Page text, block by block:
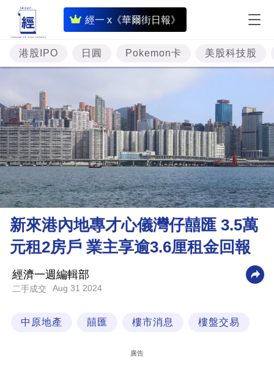
經一 x《華爾街日報》
即
時
財
經
題
投
資
樓
市
理
財
商
業
科
港股IPO 日圓 Pokemon卡 美股科技股
新來港內地專才心儀灣仔囍匯 3.5萬
元租2房戶 業主享逾3.6厘租金回報
經濟一週編輯部
二手成交 Aug 31 2024
中原地產 囍匯 樓市消息 樓盤交易
廣告